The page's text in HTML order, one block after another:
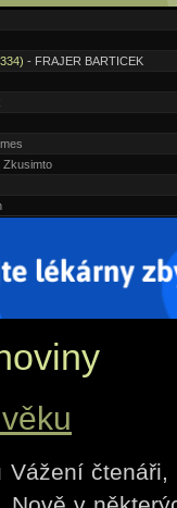
- FRAJER BARTICEK
Zkusimto
Vážení